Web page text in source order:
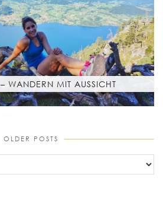
WANDERN MIT AUSSICHT
OLDER POSTS